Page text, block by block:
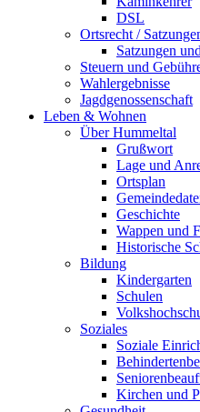
DSL
Ortsrecht /
Satzungen
Steuern und
Wahlergebnisse
Jagdgenossenschaft
Leben & Wohnen
Über Hummeltal
Grußwort
Lage und
Ortsplan
Geschichte
Wappen und
Historische
Bildung
Kindergarten
Schulen
Soziales
Soziale
Kirchen und